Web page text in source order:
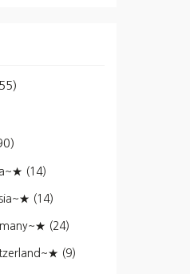
(14)
(14)
(24)
(9)